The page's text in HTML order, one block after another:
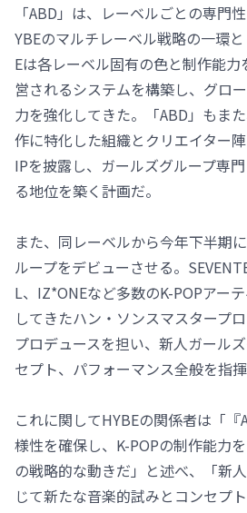
「ABD」は、レーベルごとの専門
YBEのマルチレーベル戦略の一環
Eは各レーベル固有の色と制作能
営されるシステムを構築し、グロ
力を強化してきた。「ABD」もま
作に特化した組織とクリエイター
IPを披露し、ガールズグループ専
る地位を築く計画だ。
また、同レーベルから今年下半期
ループをデビューさせる。
L、IZ*ONEなど多数のK-POPアー
してきたハン・ソンスマスタープ
プロデュースを担い、新人ガール
セプト、パフォーマンス全般を指揮
これに関してHYBEの関係者は「
様性を確保し、K-POPの制作能力
の戦略的な動きだ」と述べ、「新
じて新たな音楽的試みとコンセプ